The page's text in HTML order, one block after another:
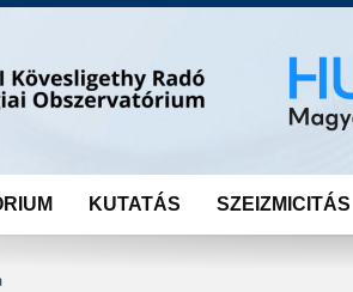
KUTATÁS SZEIZMICITÁS